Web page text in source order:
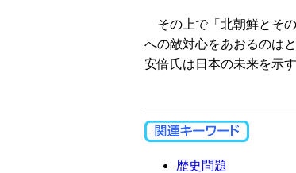
その上で「北朝鮮とそ
への敵対心をあおるのは
安倍氏は日本の未来を示
歴史問題